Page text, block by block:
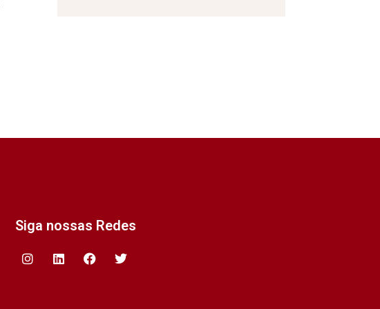
Siga nossas Redes